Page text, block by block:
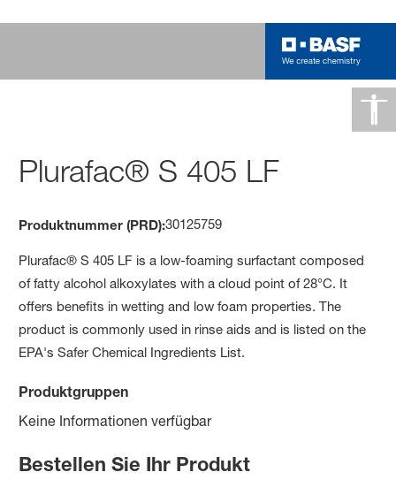
Plurafac® S 405 LF
Produktnummer (PRD):30125759
Plurafac® S 405 LF is a low-foaming surfactant composed
of fatty alcohol alkoxylates with a cloud point of 28°C. It
offers benefits in wetting and low foam properties. The
product is commonly used in rinse aids and is listed on the
EPA's Safer Chemical Ingredients List.
Produktgruppen
Keine Informationen verfügbar
Bestellen Sie Ihr Produkt